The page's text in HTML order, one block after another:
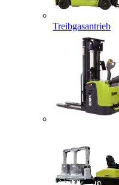
Treibgasantrieb